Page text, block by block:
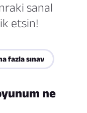
sanal
etsin!
fazla sınav
ne